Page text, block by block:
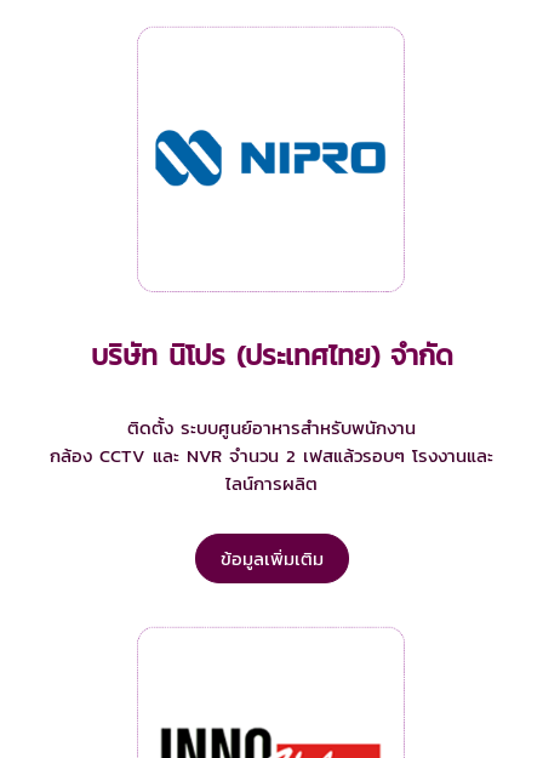
บริษัท นิโปร (ประเทศไทย) จำกัด
ติดตั้ง ระบบศูนย์อาหารสำหรับพนักงาน
กล้อง CCTV และ NVR จำนวน 2 เฟสแล้วรอบๆ โรงงานและ
ไลน์การผลิต
ข้อมูลเพิ่มเติม